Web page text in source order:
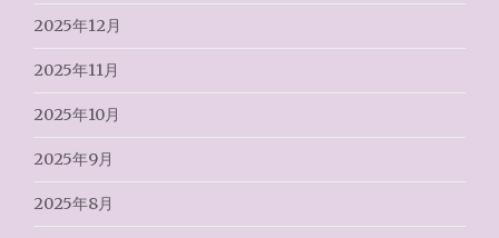
2025年12月
2025年11月
2025年10月
2025年9月
2025年8月